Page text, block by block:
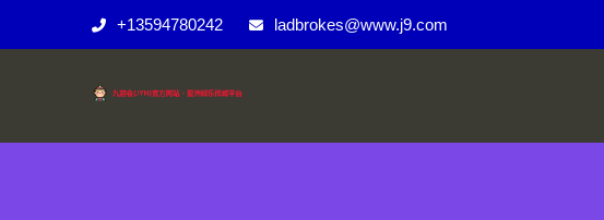
+13594780242 ladbrokes@www.j9.com